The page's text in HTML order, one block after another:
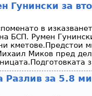
за
в
БСП. Румен
кметове.Предстои
Миков пред
Разлив за 5.8